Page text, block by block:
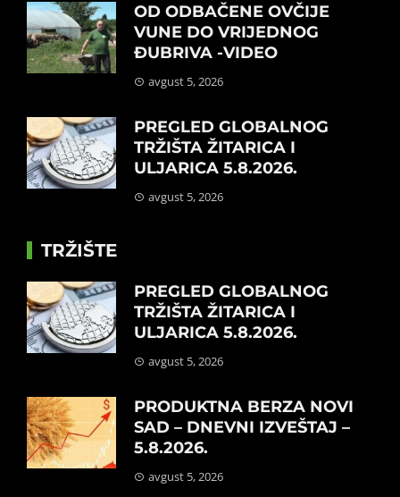
OD ODBAČENE OVČIJE
VUNE DO VRIJEDNOG
ĐUBRIVA -VIDEO
avgust 5, 2026
PREGLED GLOBALNOG
TRŽIŠTA ŽITARICA I
ULJARICA 5.8.2026.
avgust 5, 2026
TRŽIŠTE
PREGLED GLOBALNOG
TRŽIŠTA ŽITARICA I
ULJARICA 5.8.2026.
avgust 5, 2026
PRODUKTNA BERZA NOVI
SAD – DNEVNI IZVEŠTAJ –
5.8.2026.
avgust 5, 2026